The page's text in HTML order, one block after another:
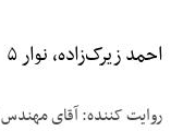
احمد زیرک‌زاده، نوار ۵